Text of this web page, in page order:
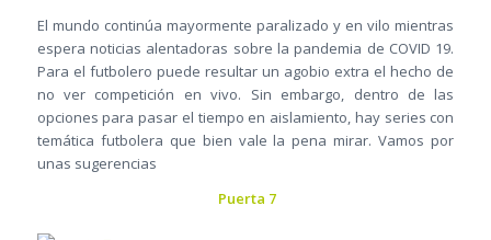
El mundo continúa mayormente paralizado y en vilo mientras
espera noticias alentadoras sobre la pandemia de COVID 19.
Para el futbolero puede resultar un agobio extra el hecho de
no ver competición en vivo. Sin embargo, dentro de las
opciones para pasar el tiempo en aislamiento, hay series con
temática futbolera que bien vale la pena mirar. Vamos por
unas sugerencias
Puerta 7